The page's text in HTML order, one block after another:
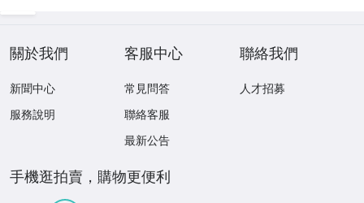
關於我們
新聞中心
服務說明
客服中心
常見問答
聯絡客服
最新公告
聯絡我們
人才招募
手機逛拍賣，購物更便利